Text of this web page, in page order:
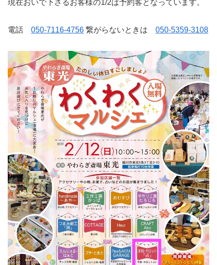
現在おいで下さるお客様の1/2は予約客となっています。
電話 050-7116-4756 繋がらないときは 050-5359-3108